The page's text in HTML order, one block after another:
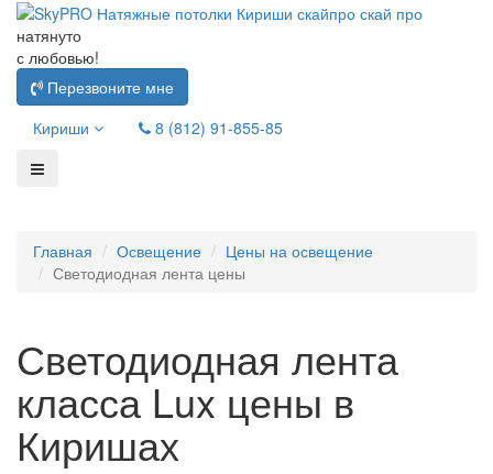
натянуто
с любовью!
Перезвоните мне
Кириши
8 (812) 91-855-85
Главная Освещение
Цены на освещение
Светодиодная лента цены
Светодиодная лента
класса Lux цены в
Киришах